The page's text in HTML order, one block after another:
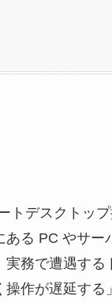
トデスクトップ
ある PC やサー
実務で遭遇する
操作が遅延する